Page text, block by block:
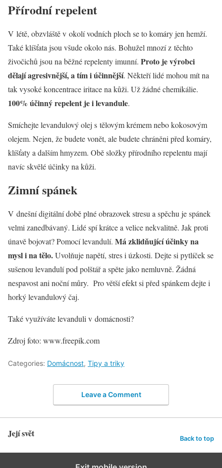
Přírodní repelent
V létě, obzvláště v okolí vodních ploch se to komáry jen hemží.
Také klíšťata jsou všude okolo nás. Bohužel mnozí z těchto
živočichů jsou na běžné repelenty imunní. Proto je výrobci
dělají agresivnější, a tím i účinnější. Někteří lidé mohou mít na
tak vysoké koncentrace iritace na kůži. Už žádné chemikálie.
100% účinný repelent je i levandule.
Smíchejte levandulový olej s tělovým krémem nebo kokosovým
olejem. Nejen, že budete vonět, ale budete chráněni před komáry,
klíšťaty a dalším hmyzem. Obě složky přírodního repelentu mají
navíc skvělé účinky na kůži.
Zimní spánek
V dnešní digitální době plné obrazovek stresu a spěchu je spánek
velmi zanedbávaný. Lidé spí krátce a velice nekvalitně. Jak proti
únavě bojovat? Pomocí levandulí. Má zklidňující účinky na
mysl i na tělo.Uvolňuje napětí, stres i úzkosti. Dejte si pytlíček se
sušenou levandulí pod polštář a spěte jako nemluvně. Žádná
nespavost ani noční můry. Pro větší efekt si před spánkem dejte i
horký levandulový čaj.
Také využíváte levanduli v domácnosti?
Zdroj foto: www.freepik.com
Categories: Domácnost, Tipy a triky
Leave a Comment
Její svět Back to top